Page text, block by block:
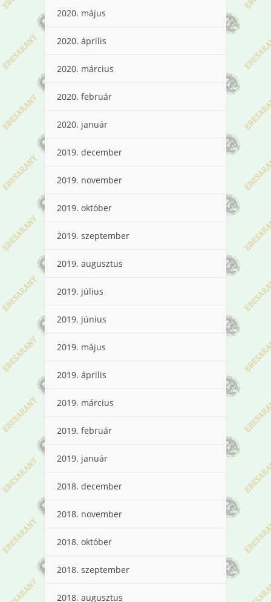
2020. május
2020. április
2020. március
2020. február
2020. január
2019. december
2019. november
2019. október
2019. szeptember
2019. augusztus
2019. július
2019. június
2019. május
2019. április
2019. március
2019. február
2019. január
2018. december
2018. november
2018. október
2018. szeptember
2018. augusztus